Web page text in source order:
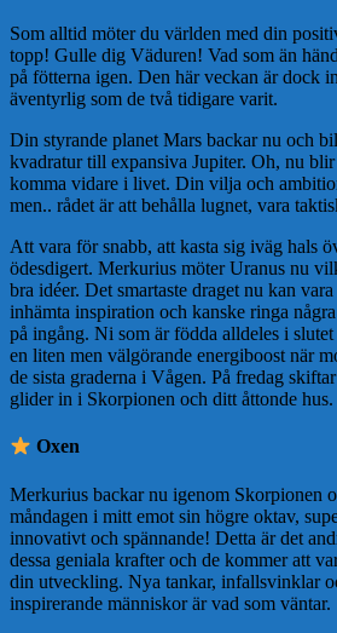
Som alltid möter du världen med din
topp! Gulle dig Väduren! Vad som än
på fötterna igen. Den här veckan är dock
äventyrlig som de två tidigare varit.
Din styrande planet Mars backar nu och
kvadratur till expansiva Jupiter. Oh, nu
komma vidare i livet. Din vilja och
men.. rådet är att behålla lugnet, vara
Att vara för snabb, att kasta sig iväg hals
ödesdigert. Merkurius möter Uranus nu
bra idéer. Det smartaste draget nu kan
inhämta inspiration och kanske ringa
på ingång. Ni som är födda alldeles i
en liten men välgörande energiboost när
de sista graderna i Vågen. På fredag
glider in i Skorpionen och ditt åttonde hus.
Oxen
Merkurius backar nu igenom Skorpionen
måndagen i mitt emot sin högre oktav,
innovativt och spännande! Detta är det
dessa geniala krafter och de kommer att
din utveckling. Nya tankar, infallsvinklar
inspirerande människor är vad som väntar.